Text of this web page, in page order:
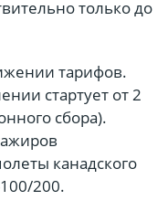
только до
тарифов.
стартует от 2
сбора).
канадского
200.